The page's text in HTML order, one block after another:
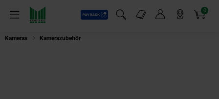
Menü
Payback
Suchfeld einblenden
Markt-Angebote 0
Artikel
Kameras Kamerazubehör